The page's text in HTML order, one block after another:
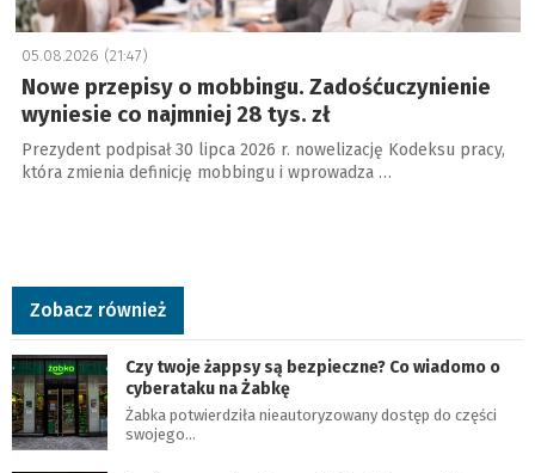
05.08.2026 (21:47)
Nowe przepisy o mobbingu. Zadośćuczynienie
wyniesie co najmniej 28 tys. zł
Prezydent podpisał 30 lipca 2026 r. nowelizację Kodeksu pracy,
która zmienia definicję mobbingu i wprowadza …
Zobacz również
Czy twoje żappsy są bezpieczne? Co wiadomo o
cyberataku na Żabkę
Żabka potwierdziła nieautoryzowany dostęp do części
swojego…